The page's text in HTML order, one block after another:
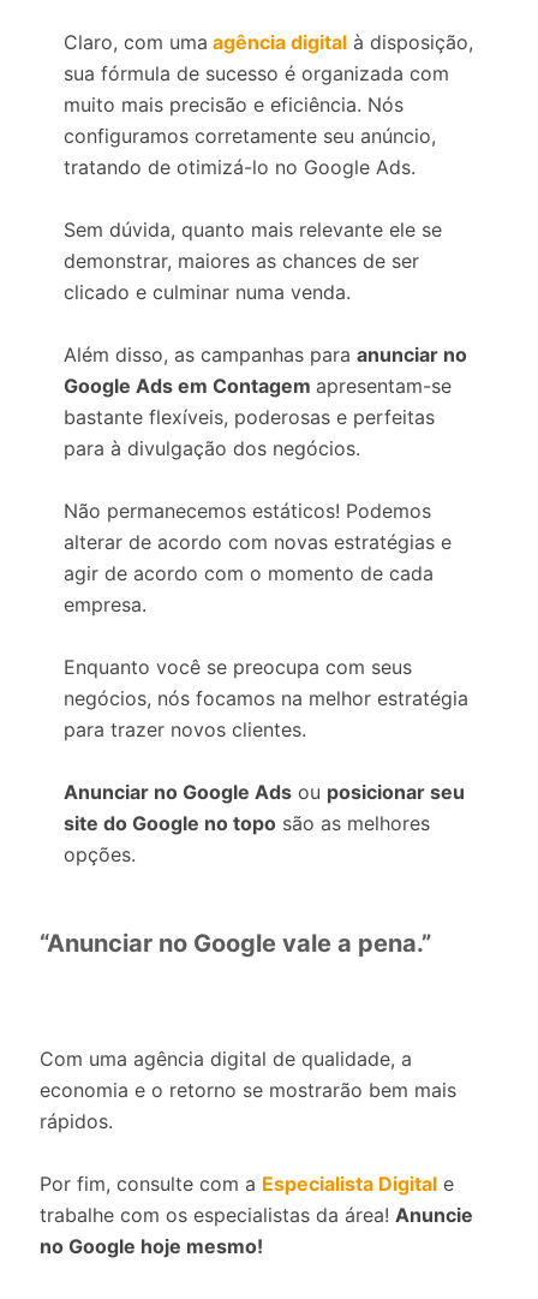
Claro, com uma agência digital à disposição,
sua fórmula de sucesso é organizada com
muito mais precisão e eficiência. Nós
configuramos corretamente seu anúncio,
tratando de otimizá-lo no Google Ads.
Sem dúvida, quanto mais relevante ele se
demonstrar, maiores as chances de ser
clicado e culminar numa venda.
Além disso, as campanhas para anunciar no
Google Ads em Contagem apresentam-se
bastante flexíveis, poderosas e perfeitas
para à divulgação dos negócios.
Não permanecemos estáticos! Podemos
alterar de acordo com novas estratégias e
agir de acordo com o momento de cada
empresa.
Enquanto você se preocupa com seus
negócios, nós focamos na melhor estratégia
para trazer novos clientes.
Anunciar no Google Ads ou posicionar seu
site do Google no topo são as melhores
opções.
“Anunciar no Google vale a pena.”
Com uma agência digital de qualidade, a
economia e o retorno se mostrarão bem mais
rápidos.
Por fim, consulte com a Especialista Digital e
trabalhe com os especialistas da área! Anuncie
no Google hoje mesmo!